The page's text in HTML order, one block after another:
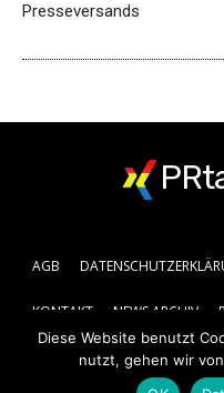
Presseversands
AGB
KONTAKT NEWS ARCHIV
Diese Website benutzt
nutzt, gehen wir